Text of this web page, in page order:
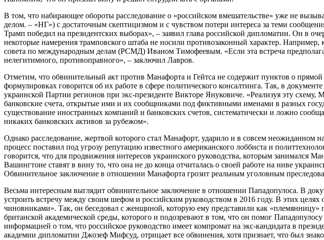
В том, что набирающее обороты расследование о «российском вмешательстве» уже не
делом. – «НГ») с достаточным скептицизмом и с чувством потери интереса за теми
Трамп победил на президентских выборах», – заявил глава российской дипломатии. Он в
некоторые намерения трамповского штаба не носили противозаконный характер.
совета по международным делам (РСМД) Иваном Тимофеевым. «Если эта встреча
нелегитимного, противоправного», – заключил Лавров.
Отметим, что обвинительный акт против Манафорта и Гейтса не содержит пунктов о
формулировках говорится об их работе в сфере политического консалтинга. Так, в
украинской Партии регионов при экс-президенте Викторе Януковиче. «Реализуя эту
банковские счета, открытые ими и их сообщниками под фиктивными именами в разных
существование иностранных компаний и банковских счетов, систематически и ложно
никаких банковских активов за рубежом».
Однако расследование, жертвой которого стал Манафорт, ударило и в совсем
процесс поставил под угрозу репутацию известного американского лоббиста и
говорится, что для продвижения интересов украинского руководства, которым
Вашингтоне ставят в вину то, что она не до конца отчиталась о своей работе на ниве
Обвинительное заключение в отношении Манафорта грозит реальным уголовным
Весьма интересным выглядит обвинительное заключение в отношении Пападопулоса. В
устроить встречу между своим шефом и российским руководством в 2016 году. В этих
чиновниками». Так, он беседовал с женщиной, которую ему представили как
британской академической среды, которого и подозревают в том, что он помог
информацией о том, что российское руководство имеет компромат на экс-кандидата в
академии дипломатии Джозеф Мифсуд, отрицает все обвинения, хотя признает, что был